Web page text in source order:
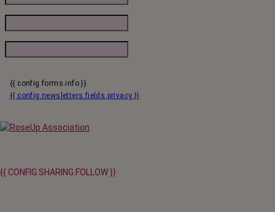
{{ config.forms.info }}
{{ config.newsletters.fields.privacy }}
{{ CONFIG.SHARING.FOLLOW }}